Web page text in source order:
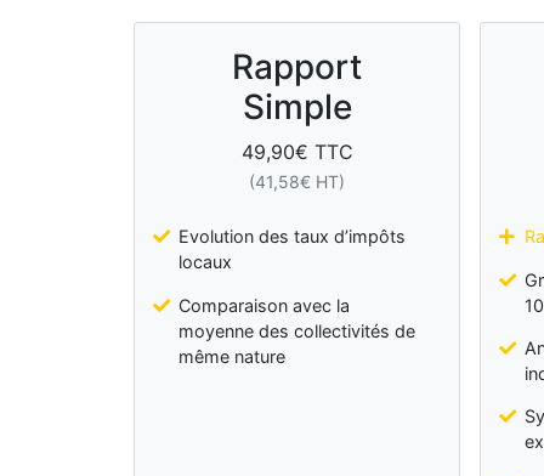
Rapport
Simple
49,90€ TTC
(41,58€ HT)
Evolution des taux d’impôts
locaux
Comparaison avec la
moyenne des collectivités de
même nature